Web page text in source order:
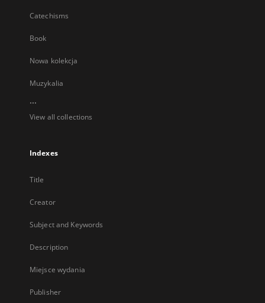
Catechisms
Book
Nowa kolekcja
Muzykalia
...
View all collections
Indexes
Title
Creator
Subject and Keywords
Description
Miejsce wydania
Publisher